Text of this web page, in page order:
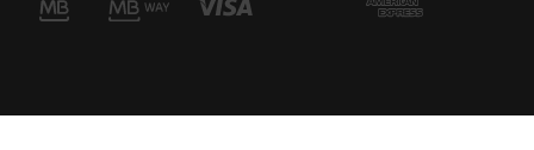
Minha Conta
Finalizar Encomenda
Privacidade
Compras Seguras